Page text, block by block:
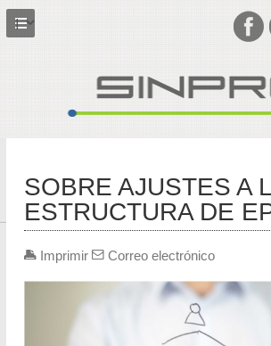
SOBRE AJUSTES A
ESTRUCTURA DE
Imprimir Correo electrónico